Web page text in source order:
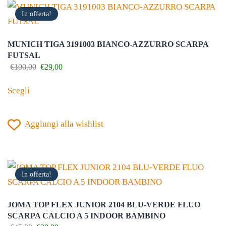
opzioni
possono
scelte
nella
del
In offerta!
MUNICH TIGA 3191003 BIANCO-AZZURRO SCARPA
FUTSAL
€100,00 Il€29,00Il
Scegliprodotto
più
opzioni
possono
scelte
Aggiungi alla wishlist
In offerta!
JOMA TOP FLEX JUNIOR 2104 BLU-VERDE FLUO
SCARPA CALCIO A 5 INDOOR BAMBINO